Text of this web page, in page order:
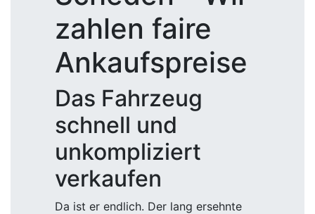
zahlen faire
Ankaufspreise
Das Fahrzeug
schnell und
unkompliziert
verkaufen
Da ist er endlich. Der lang ersehnte